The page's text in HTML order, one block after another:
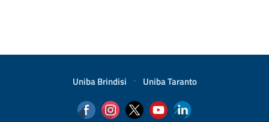
Uniba Brindisi · Uniba Taranto